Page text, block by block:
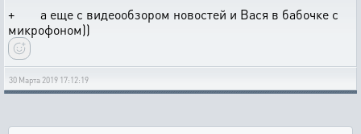
+ а еще с видеообзором новостей и Вася в бабочке с
микрофоном))
30 Марта 2019 17:12:19